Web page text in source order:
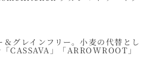
＆グレインフリー。小麦の代替とし
CASSAVA」「ARROWROOT」